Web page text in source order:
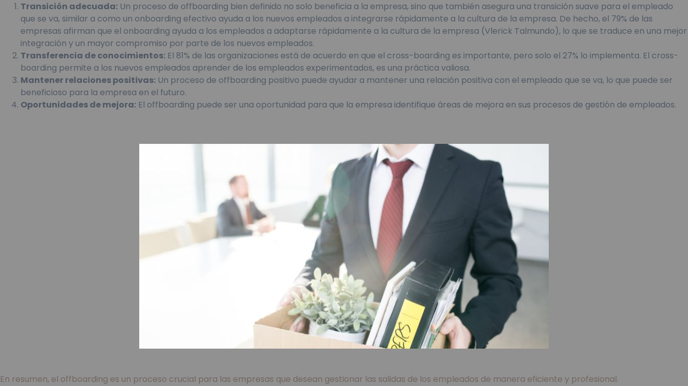
Transición adecuada: Un proceso de offboarding bien definido no solo beneficia a la empresa, sino que también asegura una transición suave para el empleado
que se va, similar a como un onboarding efectivo ayuda a los nuevos empleados a integrarse rápidamente a la cultura de la empresa. De hecho, el 79% de las
empresas afirman que el onboarding ayuda a los empleados a adaptarse rápidamente a la cultura de la empresa (Vlerick Talmundo), lo que se traduce en una mejor
integración y un mayor compromiso por parte de los nuevos empleados.
Transferencia de conocimientos: El 81% de las organizaciones está de acuerdo en que el cross-boarding es importante, pero solo el 27% lo implementa. El cross-
boarding permite a los nuevos empleados aprender de los empleados experimentados, es una práctica valiosa.
Mantener relaciones positivas: Un proceso de offboarding positivo puede ayudar a mantener una relación positiva con el empleado que se va, lo que puede ser
beneficioso para la empresa en el futuro.
Oportunidades de mejora: El offboarding puede ser una oportunidad para que la empresa identifique áreas de mejora en sus procesos de gestión de empleados.
En resumen, el offboarding es un proceso crucial para las empresas que desean gestionar las salidas de los empleados de manera eficiente y profesional.